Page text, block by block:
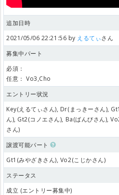
追加日時
2021/05/06 22:21:56 by えるてぃさん
募集中パート
必須：
任意： Vo3,Cho
エントリー状況
Key(えるてぃさん), Dr(まっきーさん),
ん), Gt2(コノエさん), Ba(ばんびさん),
さん)
譲渡可能パート
Gt1(みやざきさん), Vo2(こじかさん)
ステータス
成立 (エントリー募集中)